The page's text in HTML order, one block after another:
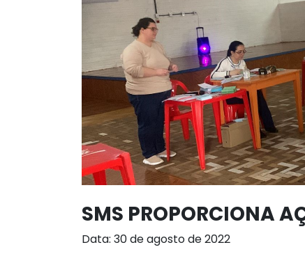
SMS PROPORCIONA
Data: 30 de agosto de 2022